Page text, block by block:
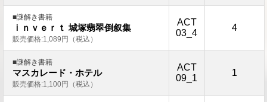
■謎解き書籍
ｉｎｖｅｒｔ 城塚翡翠倒叙集
販売価格:1,089円（税込）
ACT
03_4
4
■謎解き書籍
マスカレード・ホテル
販売価格:1,100円（税込）
ACT
09_1
1